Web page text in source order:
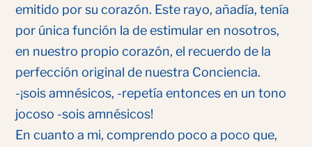
emitido por su corazón. Este rayo, añadía, tenía
por única función la de estimular en nosotros,
en nuestro propio corazón, el recuerdo de la
perfección original de nuestra Conciencia.
-¡sois amnésicos, -repetía entonces en un tono
jocoso -sois amnésicos!
En cuanto a mi, comprendo poco a poco que,